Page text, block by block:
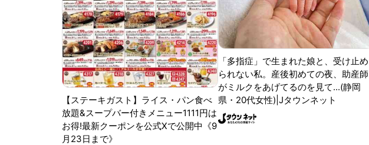
【ステーキガスト】ライス・パン食べ
放題&スープバー付きメニュー1111円は
お得!最新クーポンを公式Xで公開中《9
月23日まで》
「多指症」で生まれた娘と、受け止め
られない私。産後初めての夜、助産師
がミルクをあげてるのを見て...(静岡
県・20代女性)|Jタウンネット